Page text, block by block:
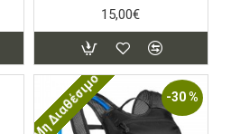
15,00€
-30 %
Μη Διαθέσιμο